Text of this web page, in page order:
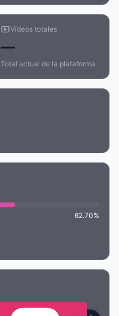
Vídeos totales
—
Total actual de la plataforma
62.70%